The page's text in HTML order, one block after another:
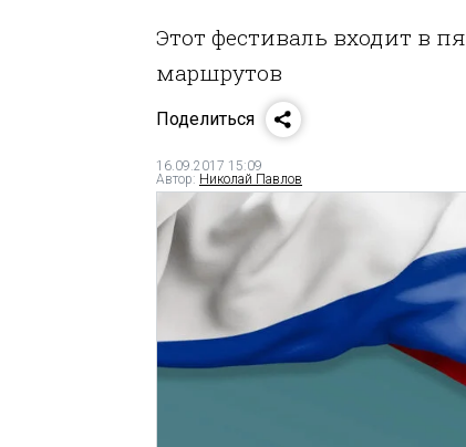
Этот фестиваль входит в
маршрутов
Поделиться
16.09.2017 15:09
Автор: Николай Павлов